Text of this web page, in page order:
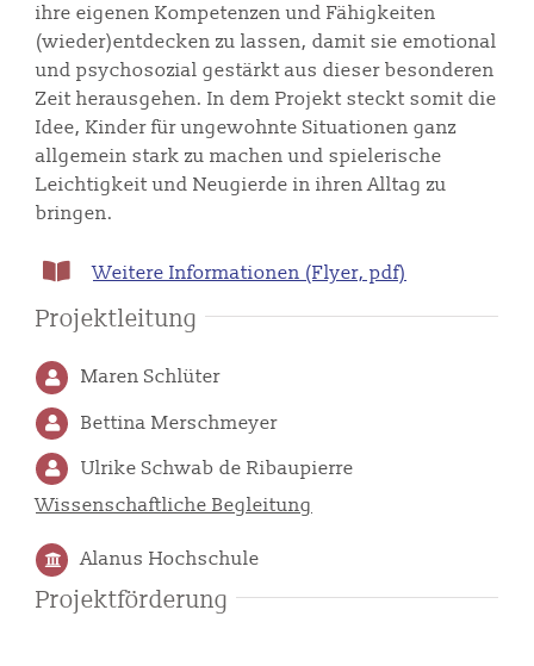
ihre eigenen Kompetenzen und Fähigkeiten
(wieder)entdecken zu lassen, damit sie emotional
und psychosozial gestärkt aus dieser besonderen
Zeit herausgehen. In dem Projekt steckt somit die
Idee, Kinder für ungewohnte Situationen ganz
allgemein stark zu machen und spielerische
Leichtigkeit und Neugierde in ihren Alltag zu
bringen.
Weitere Informationen (Flyer, pdf)
Projektleitung
Maren Schlüter
Bettina Merschmeyer
Ulrike Schwab de Ribaupierre
Wissenschaftliche Begleitung
Alanus Hochschule
Projektförderung